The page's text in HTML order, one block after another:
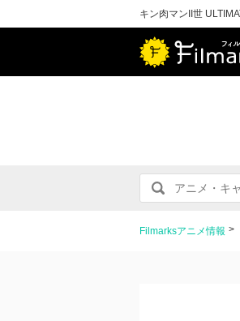
キン肉マンII世
Filmarksアニメ情報